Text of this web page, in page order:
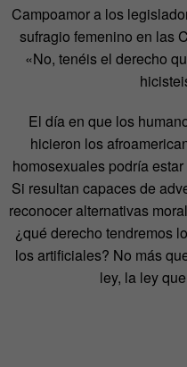
Campoamor a los
sufragio femenino en las
«No, tenéis el derecho
El día en que los
hicieron los
homosexuales podría
Si resultan capaces de
reconocer alternativas
¿qué derecho tendremos
los artificiales? No más
ley, la ley